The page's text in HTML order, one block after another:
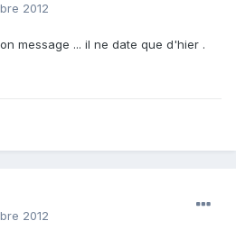
2012
message ... il ne date que d'hier .
2012